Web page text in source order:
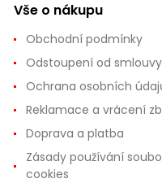
Vše o nákupu
Obchodní podmínky
Odstoupení od smlouvy
Ochrana osobních
Reklamace a vrácení
Doprava a platba
Zásady používání
cookies